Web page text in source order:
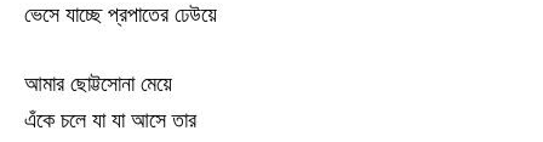
ভেসে যাচ্ছে প্রপাতের ঢেউয়ে
আমার ছোট্টসোনা মেয়ে
এঁকে চলে যা যা আসে তার